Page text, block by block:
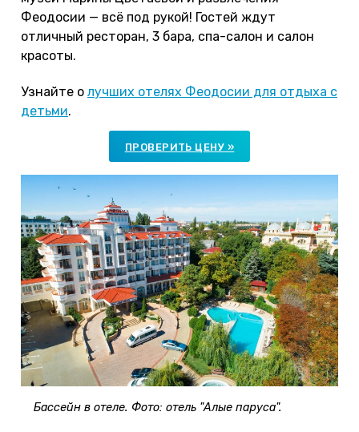
Феодосии — всё под рукой! Гостей ждут
отличный ресторан, 3 бара, спа-салон и салон
красоты.
Узнайте о лучших отелях Феодосии для отдыха с
детьми.
ПРОВЕРИТЬ ЦЕНУ »
Бассейн в отеле. Фото: отель "Алые паруса".